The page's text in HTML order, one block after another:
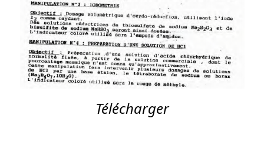
Télécharger